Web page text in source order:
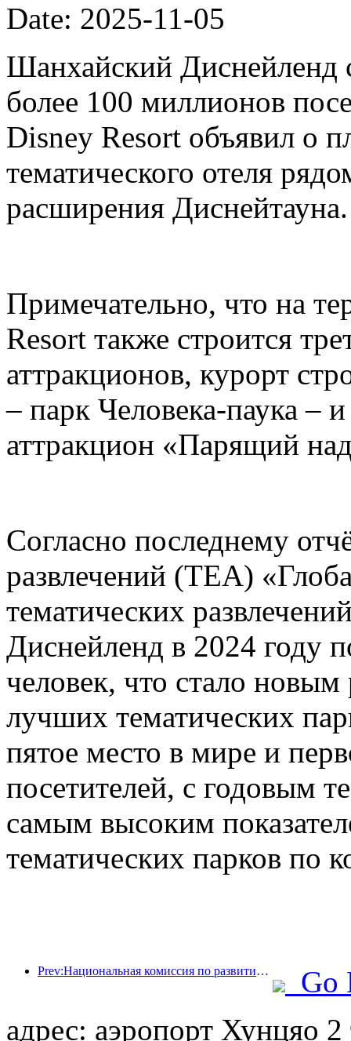
Date: 2025-11-05
Шанхайский Диснейленд
более 100 миллионов
Disney Resort объявил о
тематического отеля
расширения Диснейтауна.
Примечательно, что на
Resort также строится
аттракционов, курорт
– парк Человека-паука –
аттракцион «Парящий
Согласно последнему
развлечений (TEA)
тематических
Диснейленд в 2024 году
человек, что стало
лучших тематических
пятое место в мире и
посетителей, с годовым
самым высоким
тематических парков по
Prev:Национальная комиссия по развитию и реформам опубликовала первую партию из 49 высококачественных мест для занятий спортом на открытом воздухе.
Go
адрес: аэропорт Хунцяо